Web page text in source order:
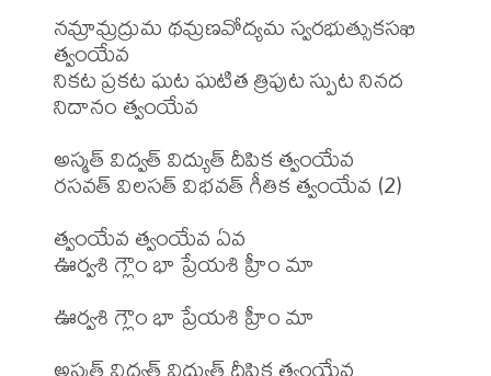
నమ్రామ్రద్రుమ థమ్రణవోద్యమ స్వరభుత్సుకసఖి
త్వంయేవ
నికట ప్రకట ఘట ఘటిత త్రిపుట స్పుట నినద
నిదానం త్వంయేవ
అస్మత్ విద్వత్ విద్యుత్ దీపిక త్వంయేవ
రసవత్ విలసత్ విభవత్ గీతిక త్వంయేవ (2)
త్వంయేవ త్వంయేవ ఏవ
ఊర్వశి గ్లౌం భా ప్రేయశి హ్రీం మా
ఊర్వశి గ్లౌం భా ప్రేయశి హ్రీం మా